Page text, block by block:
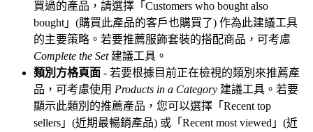
買過的產品，請選擇「Customers who bought also
bought」(購買此產品的客戶也購買了) 作為此建議工具
的主要策略。若要推薦服飾套裝的搭配商品，可考慮
Complete the Set建議工具。
類別方格頁面 - 若要根據目前正在檢視的類別來推薦產
品，可考慮使用 Products in a Category 建議工具。若要
顯示此類別的推薦產品，您可以選擇「Recent top
sellers」(近期最暢銷產品) 或「Recent most viewed」(近